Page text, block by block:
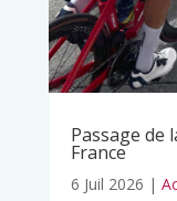
Passage de
France
6 Juil 2026 |